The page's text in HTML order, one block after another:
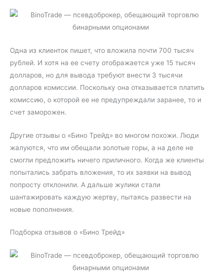
Одна из клиенток пишет, что вложила почти 700 тысяч
рублей. И хотя на ее счету отображается уже 15 тысяч
долларов, но для вывода требуют внести 3 тысячи
долларов комиссии. Поскольку она отказывается платить
комиссию, о которой ее не предупреждали заранее, то и
счет заморожен.
Другие отзывы о «Бино Трейд» во многом похожи. Люди
жалуются, что им обещали золотые горы, а на деле не
смогли предложить ничего приличного. Когда же клиенты
попытались забрать вложения, то их заявки на вывод
попросту отклонили. А дальше жулики стали
шантажировать каждую жертву, пытаясь развести на
новые пополнения.
Подборка отзывов о «Бино Трейд»